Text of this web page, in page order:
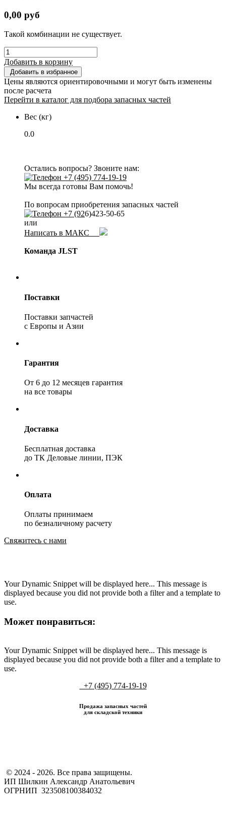
0,00 руб
Такой комбинации не существует.
Добавить в корзину
Добавить в избранное
Цены являются ориентировочными и могут быть изменены
после расчета
Перейти в каталог для подбора запасных частей
Вес (кг)
0.0
Остались вопросы? Звоните нам:
+7 (495) 774-19-19
Мы всегда готовы Вам помочь!
По вопросам приобретения запасных частей
+7 (926)423-50-65
или
Написать в МАКС
Команда JLST
Поставки
Поставки запчастей
с Европы и Азии
Гарантия
От 6 до 12 месяцев гарантия
на все товары
Доставка
Бесплатная доставка
до ТК Деловые линии, ПЭК
Оплата
Оплаты принимаем
по безналичному расчету
Свяжитесь с нами
Your Dynamic Snippet will be displayed here... This message is
displayed because you did not provide both a filter and a template to
use.
Может понравиться:
Your Dynamic Snippet will be displayed here... This message is
displayed because you did not provide both a filter and a template to
use.
+7 (495) 774-19-19
Продажа запасных частей
для складской техники
​ © 2024 - 2026. Все права защищены.
ИП Шилкин Александр Анатольевич
ОГРНИП 323508100384032